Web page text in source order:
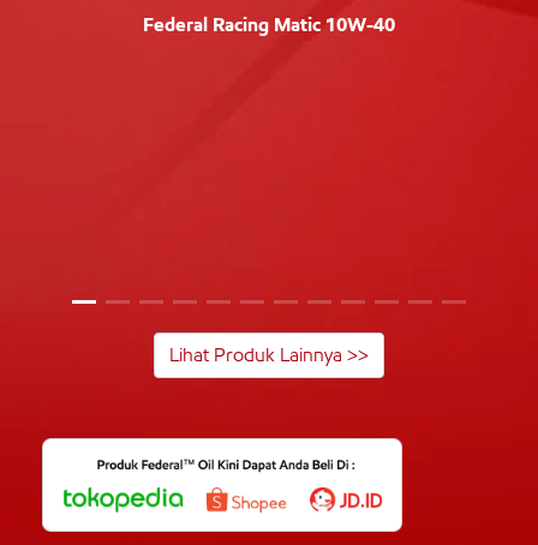
Federal Racing Matic 10W-40
Lihat Produk Lainnya >>